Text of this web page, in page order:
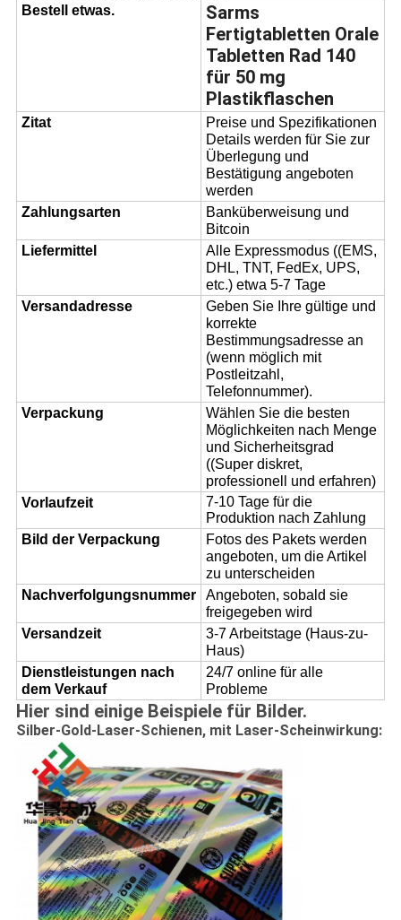
Bestell etwas.
Sarms
Fertigtabletten Orale
Tabletten Rad 140
für 50 mg
Plastikflaschen
Zitat
Preise und Spezifikationen
Details werden für Sie zur
Überlegung und
Bestätigung angeboten
werden
Zahlungsarten
Banküberweisung und
Bitcoin
Liefermittel
Alle Expressmodus ((EMS,
DHL, TNT, FedEx, UPS,
etc.) etwa 5-7 Tage
Versandadresse
Geben Sie Ihre gültige und
korrekte
Bestimmungsadresse an
(wenn möglich mit
Postleitzahl,
Telefonnummer).
Verpackung
Wählen Sie die besten
Möglichkeiten nach Menge
und Sicherheitsgrad
((Super diskret,
professionell und erfahren)
Vorlaufzeit
7-10 Tage für die
Produktion nach Zahlung
Bild der Verpackung
Fotos des Pakets werden
angeboten, um die Artikel
zu unterscheiden
Nachverfolgungsnummer
Angeboten, sobald sie
freigegeben wird
Versandzeit
3-7 Arbeitstage (Haus-zu-
Haus)
Dienstleistungen nach
dem Verkauf
24/7 online für alle
Probleme
Hier sind einige Beispiele für Bilder.
Silber-Gold-Laser-Schienen, mit Laser-Scheinwirkung: